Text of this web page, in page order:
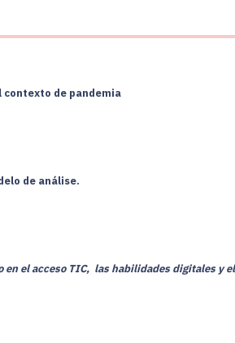
contexto de pandemia
de análise.
el acceso TIC, las habilidades digitales y